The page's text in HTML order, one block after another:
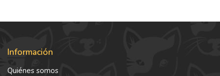
Información
Quiénes somos